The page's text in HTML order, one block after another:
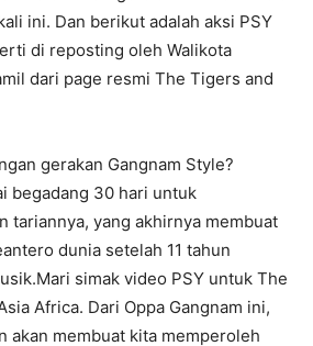
ini. Dan berikut adalah aksi PSY
di reposting oleh Walikota
dari page resmi The Tigers and
gerakan Gangnam Style?
begadang 30 hari untuk
tariannya, yang akhirnya membuat
dunia setelah 11 tahun
simak video PSY untuk The
Africa. Dari Oppa Gangnam ini,
akan membuat kita memperoleh